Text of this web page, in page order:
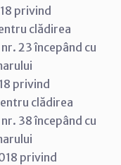
privind
clădirea
23 începând cu
privind
clădirea
38 începând cu
privind